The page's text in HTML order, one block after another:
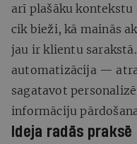
arī plašāku
cik bieži, kā mainās
jau ir klientu
automatizācija —
sagatavot
informāciju
Ideja radās praksē